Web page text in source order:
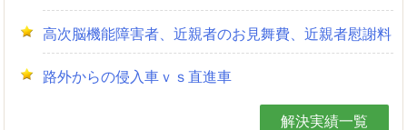
高次脳機能障害者、近親者のお見舞費、近親者慰謝料
路外からの侵入車ｖｓ直進車
解決実績一覧